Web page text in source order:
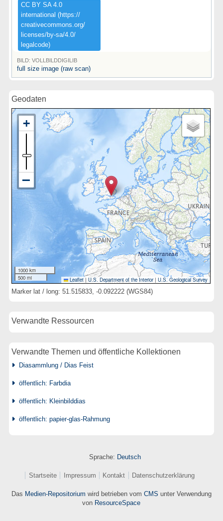
CC ​BY ​SA ​4.​0 ​
international ​(​https:​/​/​
creativecommons.​org/​
licenses/​by-​sa/​4.​0/​
legalcode)​
BILD: VOLLBILDDIGILIB
full size image (raw scan)
Geodaten
1000 km
500 mi
Leaflet | U.S. Department of the Interior|U.S. Geological Survey
Marker lat / long: 51.515833, -0.092222 (WGS84)
Verwandte Ressourcen
Verwandte Themen und öffentliche Kollektionen
Diasammlung / Dias Feist
öffentlich: Farbdia
öffentlich: Kleinbilddias
öffentlich: papier-glas-Rahmung
Sprache: Deutsch
Startseite Impressum Kontakt Datenschutzerklärung
Das Medien-Repositorium wird betrieben vom CMS unter Verwendung
von ResourceSpace